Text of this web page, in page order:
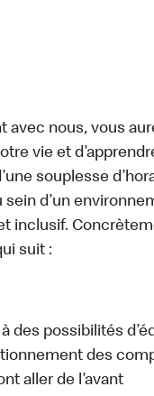
avec nous, vous
vie et
souplesse
sein d’un
inclusif.
suit :
des possibilités
des
aller de l’avant